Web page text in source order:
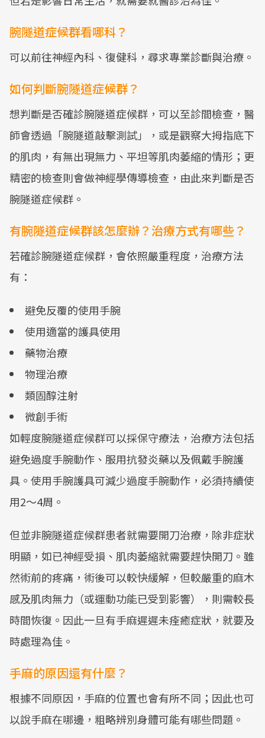
腕隧道症候群看哪科？
可以前往神經內科、復健科，尋求專業診斷與治療。
如何判斷腕隧道症候群？
想判斷是否確診腕隧道症候群，可以至診間檢查，醫
師會透過「腕隧道敲擊測試」，或是觀察大拇指底下
的肌肉，有無出現無力、平坦等肌肉萎縮的情形；更
精密的檢查則會做神經學傳導檢查，由此來判斷是否
腕隧道症候群。
有腕隧道症候群該怎麼辦？治療方式有哪些？
若確診腕隧道症候群，會依照嚴重程度，治療方法
有：
避免反覆的使用手腕
使用適當的護具使用
藥物治療
物理治療
類固醇注射
微創手術
如輕度腕隧道症候群可以採保守療法，治療方法包括
避免過度手腕動作、服用抗發炎藥以及佩戴手腕護
具。使用手腕護具可減少過度手腕動作，必須持續使
用2～4周。
但並非腕隧道症候群患者就需要開刀治療，除非症狀
明顯，如已神經受損、肌肉萎縮就需要趕快開刀。雖
然術前的疼痛，術後可以較快緩解，但較嚴重的麻木
感及肌肉無力（或運動功能已受到影響），則需較長
時間恢復。因此一旦有手麻遲遲未痊癒症狀，就要及
時處理為佳。
手麻的原因還有什麼？
根據不同原因，手麻的位置也會有所不同；因此也可
以說手麻在哪邊，粗略辨別身體可能有哪些問題。